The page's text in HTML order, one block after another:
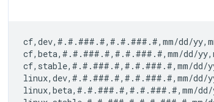
cf,dev,#.#.###.#,#.#.###.#,mm/dd/
cf,beta,#.#.###.#,#.#.###.#,mm/dd/
cf,stable,#.#.###.#,#.#.###.#,mm/dd/
linux,dev,#.#.###.#,#.#.###.#,mm/dd/
linux,beta,#.#.###.#,#.#.###.#,mm/dd/